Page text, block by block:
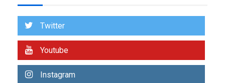
2
De la Espriella asumirá
atípica fuera de Bogotá
ÚLTIMA HORA
Twitter
Youtube
Instagram